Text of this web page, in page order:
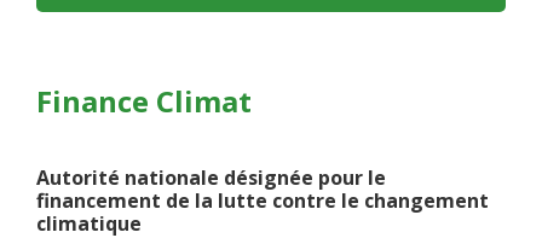
Finance Climat
Autorité nationale désignée pour le
financement de la lutte contre le changement
climatique